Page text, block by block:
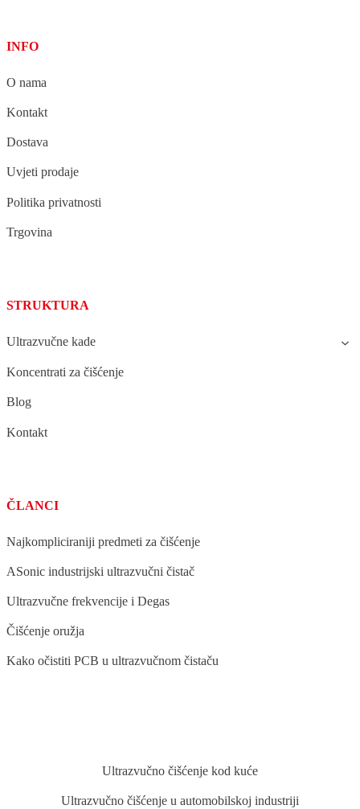
INFO
O nama
Kontakt
Dostava
Uvjeti prodaje
Politika privatnosti
Trgovina
STRUKTURA
Ultrazvučne kade
Koncentrati za čišćenje
Blog
Kontakt
ČLANCI
Najkompliciraniji predmeti za čišćenje
ASonic industrijski ultrazvučni čistač
Ultrazvučne frekvencije i Degas
Čišćenje oružja
Kako očistiti PCB u ultrazvučnom čistaču
Ultrazvučno čišćenje kod kuće
Ultrazvučno čišćenje u automobilskoj industriji